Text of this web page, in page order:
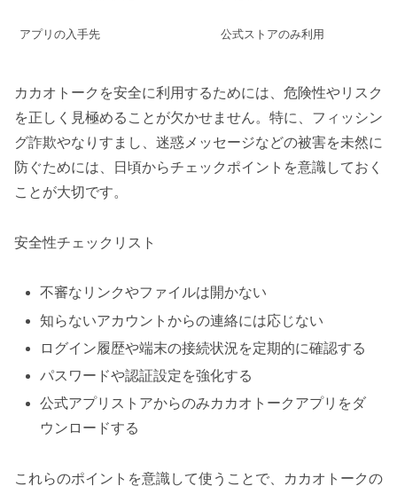
アプリの入手先 公式ストアのみ利用
カカオトークを安全に利用するためには、危険性やリスク
を正しく見極めることが欠かせません。特に、フィッシン
グ詐欺やなりすまし、迷惑メッセージなどの被害を未然に
防ぐためには、日頃からチェックポイントを意識しておく
ことが大切です。
安全性チェックリスト
不審なリンクやファイルは開かない
知らないアカウントからの連絡には応じない
ログイン履歴や端末の接続状況を定期的に確認する
パスワードや認証設定を強化する
公式アプリストアからのみカカオトークアプリをダ
ウンロードする
これらのポイントを意識して使うことで、カカオトークの